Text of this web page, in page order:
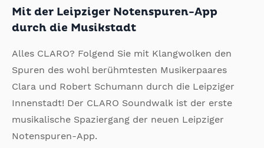
Mit der Leipziger Notenspuren-App
durch die Musikstadt
Alles CLARO? Folgend Sie mit Klangwolken den
Spuren des wohl berühmtesten Musikerpaares
Clara und Robert Schumann durch die Leipziger
Innenstadt! Der CLARO Soundwalk ist der erste
musikalische Spaziergang der neuen Leipziger
Notenspuren-App.